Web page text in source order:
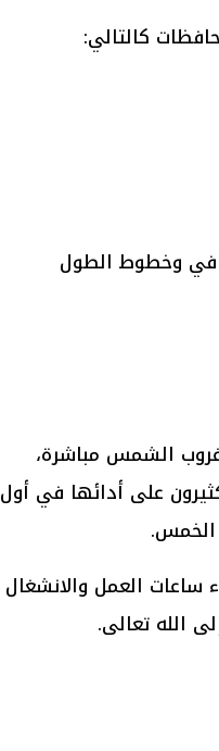
كالتالي:
وخطوط الطول
الشمس مباشرة،
على أدائها في أول
الخمس.
ساعات العمل والانشغال
الله تعالى.